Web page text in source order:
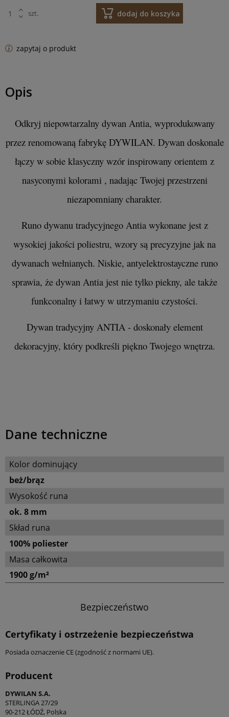
szt. dodaj do koszyka
zapytaj o produkt
Opis
Odkryj niepowtarzalny dywan Antia, wyprodukowany
przez renomowaną fabrykę DYWILAN. Dywan doskonale
łączy w sobie klasyczny wzór inspirowany orientem z
nasyconymi kolorami , nadając Twojej przestrzeni
niezapomniany charakter.
Runo dywanu tradycyjnego Antia wykonane jest z
wysokiej jakości poliestru, wzory są precyzyjne jak na
dywanach wełnianych. Niskie, antyelektrostayczne runo
sprawia, że dywan Antia jest nie tylko piekny, ale także
funkconalny i łatwy w utrzymaniu czystości.
Dywan tradycyjny ANTIA - doskonały element
dekoracyjny, który podkreśli piękno Twojego wnętrza.
Dane techniczne
Kolor dominujący
beż/brąz
Wysokość runa
ok. 8 mm
Skład runa
100% poliester
Masa całkowita
1900 g/m²
Bezpieczeństwo
Certyfikaty i ostrzeżenie bezpieczeństwa
Posiada oznaczenie CE (zgodność z normami UE).
Producent
DYWILAN S.A.
STERLINGA 27/29
90-212 ŁÓDŹ, Polska